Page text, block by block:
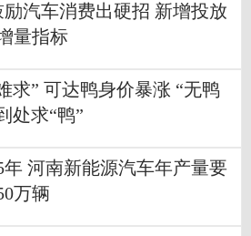
励汽车消费出硬招 新增投放
量指标
求” 可达鸭身价暴涨 “无鸭
处求“鸭”
年 河南新能源汽车年产量要
万辆